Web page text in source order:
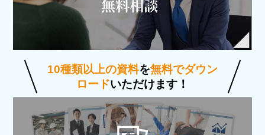
10種類以上の資料を無料でダウン
ロードいただけます！